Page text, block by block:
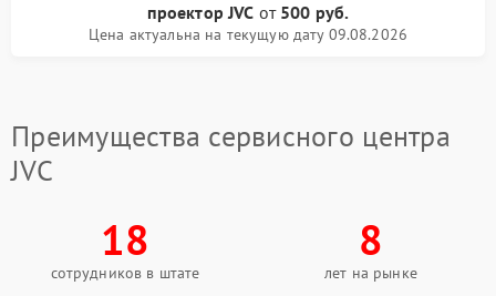
проектор JVC от 500 руб.
Цена актуальна на текущую дату 09.08.2026
Преимущества сервисного центра
JVC
18
сотрудников в штате
8
лет на рынке